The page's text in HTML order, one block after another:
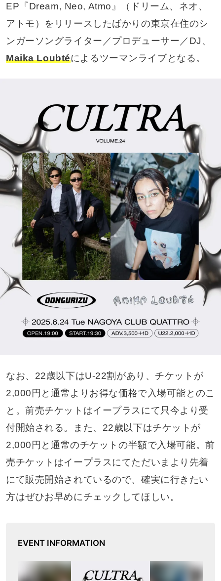
EP『Dream, Neo, Atmo』（ドリーム、ネオ、
アトモ）をリリースしたばかりの東京在住のシ
ンガーソングライター／プロデューサー／DJ、
Maika Loubtéによるツーマンライブとなる。
なお、22歳以下はU-22割があり、チケットが
2,000円と通常よりお得な価格で入場可能とのこ
と。前売チケットはイープラスにて只今より受
付開始される。また、22歳以下はチケットが
2,000円と通常のチケットの半額で入場可能。前
売チケットはイープラスにてただいまより先着
にて販売開始されているので、確実に行きたい
方はぜひお早めにチェックしてほしい。
EVENT INFORMATION